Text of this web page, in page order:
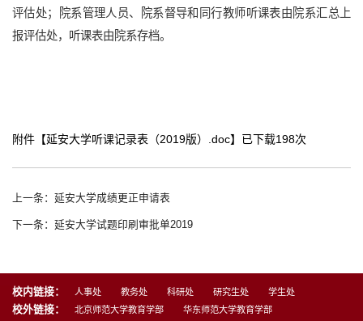
评估处；院系管理人员、院系督导和同行教师听课表由院系汇总上
报评估处，听课表由院系存档。
附件【延安大学听课记录表（2019版）.doc】已下载198次
上一条：延安大学成绩更正申请表
下一条：延安大学试题印刷审批单2019
校内链接： 人事处 教务处 科研处 研究生处 学生处
校外链接： 北京师范大学教育学部 华东师范大学教育学部